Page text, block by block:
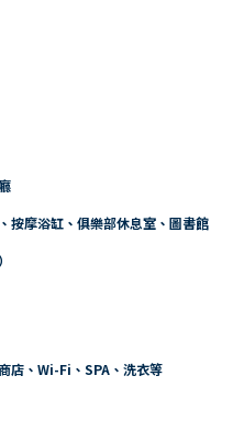
按摩浴缸、俱樂部休息室、圖書館
店、Wi-Fi、SPA、洗衣等